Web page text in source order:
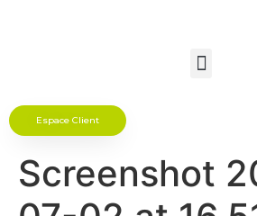
Espace Client
Screenshot